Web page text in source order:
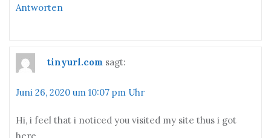
Antworten
tinyurl.com sagt:
Juni 26, 2020 um 10:07 pm Uhr
Hi, i feel that i noticed you visited my site thus i got